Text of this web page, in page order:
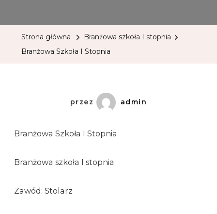
Strona główna
Branżowa szkoła I stopnia
Branżowa Szkoła I Stopnia
przez admin
Branżowa Szkoła I Stopnia
Branżowa szkoła I stopnia
Zawód: Stolarz